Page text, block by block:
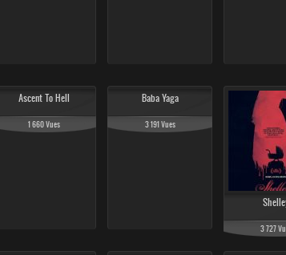
Ascent To Hell
1 660 Vues
Baba Yaga
3 191 Vues
3 727